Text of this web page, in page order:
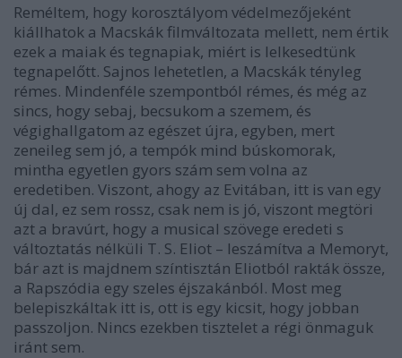
Reméltem, hogy korosztályom védelmezőjeként
kiállhatok a Macskák filmváltozata mellett, nem értik
ezek a maiak és tegnapiak, miért is lelkesedtünk
tegnapelőtt. Sajnos lehetetlen, a Macskák tényleg
rémes. Mindenféle szempontból rémes, és még az
sincs, hogy sebaj, becsukom a szemem, és
végighallgatom az egészet újra, egyben, mert
zeneileg sem jó, a tempók mind búskomorak,
mintha egyetlen gyors szám sem volna az
eredetiben. Viszont, ahogy az Evitában, itt is van egy
új dal, ez sem rossz, csak nem is jó, viszont megtöri
azt a bravúrt, hogy a musical szövege eredeti s
változtatás nélküli T. S. Eliot – leszámítva a Memoryt,
bár azt is majdnem színtisztán Eliotból rakták össze,
a Rapszódia egy szeles éjszakánból. Most meg
belepiszkáltak itt is, ott is egy kicsit, hogy jobban
passzoljon. Nincs ezekben tisztelet a régi önmaguk
iránt sem.